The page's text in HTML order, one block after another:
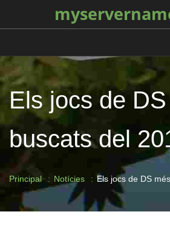
Els jocs de
buscats del
Principal Notícies Els jocs de DS